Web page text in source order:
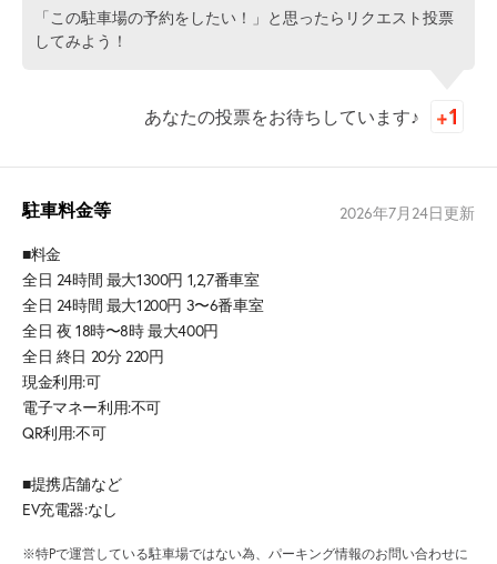
「この駐車場の予約をしたい！」と思ったらリクエスト投票
してみよう！
あなたの投票をお待ちしています♪
駐車料金等 2026年7月24日更新
■料金
全日 24時間 最大1300円 1,2,7番車室
全日 24時間 最大1200円 3〜6番車室
全日 夜 18時〜8時 最大400円
全日 終日 20分 220円
現金利用:可
電子マネー利用:不可
QR利用:不可
■提携店舗など
EV充電器:なし
※特Pで運営している駐車場ではない為、パーキング情報のお問い合わせに